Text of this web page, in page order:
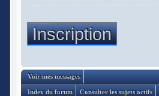
Inscription
Voir mes messages
Index du forum Consulter les sujets actifs